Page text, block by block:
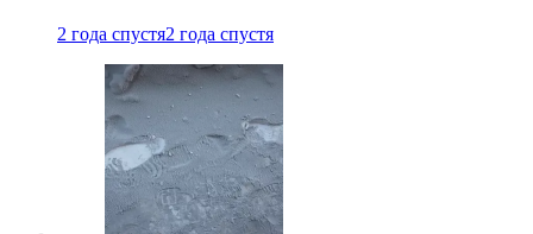
2 года спустя2 года спустя